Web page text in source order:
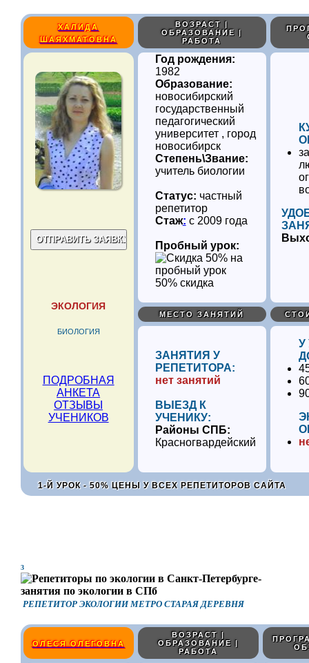
ХАЛИДА
ШАЯХМАТОВНА
ВОЗРАСТ |
ОБРАЗОВАНИЕ |
РАБОТА
ЭКОЛОГИЯ
БИОЛОГИЯ
ПОДРОБНАЯ
АНКЕТА
ОТЗЫВЫ
УЧЕНИКОВ
Год рождения:
1982
Образование:
новосибирский
государственный
педагогический
университет , город
новосибирск
Степень\Звание:
учитель биологии
Статус: частный
репетитор
Стаж: с 2009 года
Пробный урок:
50% скидка
МЕСТО ЗАНЯТИЙ
ЗАНЯТИЯ У
РЕПЕТИТОРА:
нет занятий
ВЫЕЗД К
УЧЕНИКУ:
Районы СПБ:
Красногвардейский
У
1-Й УРОК - 50% ЦЕНЫ У ВСЕХ РЕПЕТИТОРОВ САЙТА
3
РЕПЕТИТОР ЭКОЛОГИИ МЕТРО СТАРАЯ ДЕРЕВНЯ
ОЛЕСЯ ОЛЕГОВНА
ВОЗРАСТ |
ОБРАЗОВАНИЕ |
РАБОТА